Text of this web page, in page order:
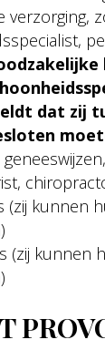
verzorging,
dat zij
(zij kunnen
(zij kunnen